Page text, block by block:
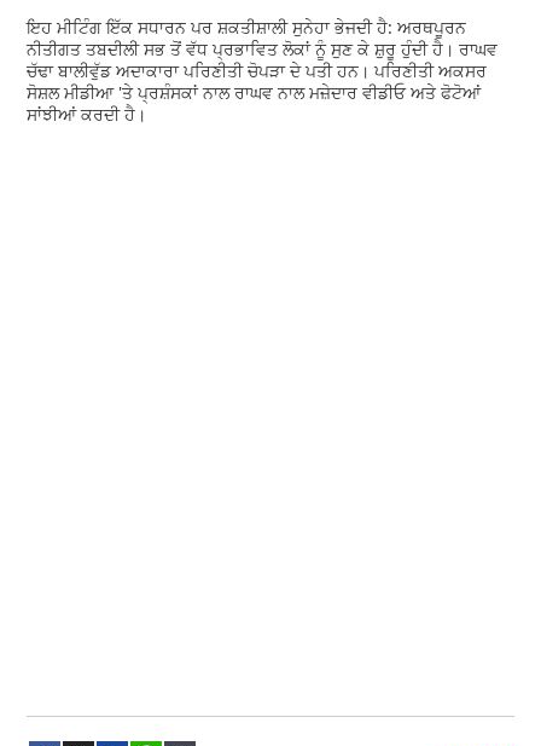
ਇਹ ਮੀਟਿੰਗ ਇੱਕ ਸਧਾਰਨ ਪਰ ਸ਼ਕਤੀਸ਼ਾਲੀ ਸੁਨੇਹਾ ਭੇਜਦੀ ਹੈ: ਅਰਥਪੂਰਨ
ਨੀਤੀਗਤ ਤਬਦੀਲੀ ਸਭ ਤੋਂ ਵੱਧ ਪ੍ਰਭਾਵਿਤ ਲੋਕਾਂ ਨੂੰ ਸੁਣ ਕੇ ਸ਼ੁਰੂ ਹੁੰਦੀ ਹੈ। ਰਾਘਵ
ਚੱਢਾ ਬਾਲੀਵੁੱਡ ਅਦਾਕਾਰਾ ਪਰਿਣੀਤੀ ਚੋਪੜਾ ਦੇ ਪਤੀ ਹਨ। ਪਰਿਣੀਤੀ ਅਕਸਰ
ਸੋਸ਼ਲ ਮੀਡੀਆ 'ਤੇ ਪ੍ਰਸ਼ੰਸਕਾਂ ਨਾਲ ਰਾਘਵ ਨਾਲ ਮਜ਼ੇਦਾਰ ਵੀਡੀਓ ਅਤੇ ਫੋਟੋਆਂ
ਸਾਂਝੀਆਂ ਕਰਦੀ ਹੈ।